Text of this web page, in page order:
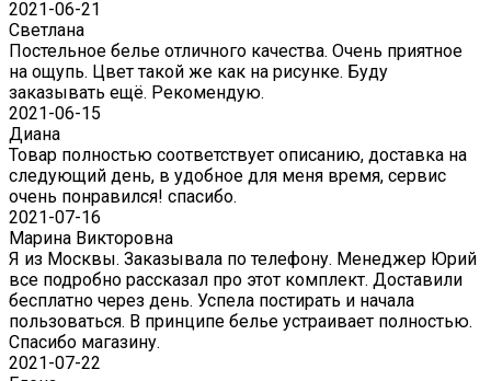
2021-06-21
Светлана
Постельное белье отличного качества. Очень приятное
на ощупь. Цвет такой же как на рисунке. Буду
заказывать ещё. Рекомендую.
2021-06-15
Диана
Товар полностью соответствует описанию, доставка на
следующий день, в удобное для меня время, сервис
очень понравился! спасибо.
2021-07-16
Марина Викторовна
Я из Москвы. Заказывала по телефону. Менеджер Юрий
все подробно рассказал про этот комплект. Доставили
бесплатно через день. Успела постирать и начала
пользоваться. В принципе белье устраивает полностью.
Спасибо магазину.
2021-07-22